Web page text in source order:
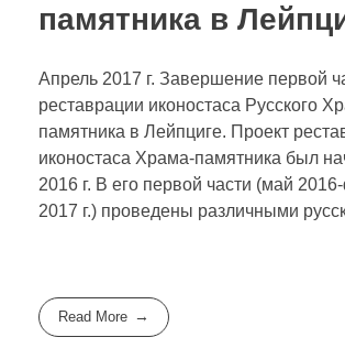
памятника в
Апрель 2017 г. Завершение первой
реставрации иконостаса Русского
памятника в Лейпциге. Проект
иконостаса Храма-памятника был
2016 г. В его первой части (май
2017 г.) проведены различными
Read More